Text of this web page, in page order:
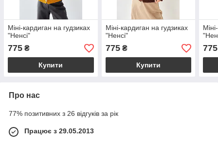
Міні-кардиган на гудзиках
"Ненсі"
775 ₴
Купити
Міні-кардиган на гудзиках
"Ненсі"
775₴
Купити
775
Про нас
77% позитивних з 26 відгуків за рік
Працює з 29.05.2013